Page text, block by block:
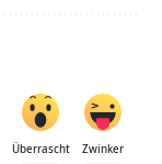
Überrascht Zwinker